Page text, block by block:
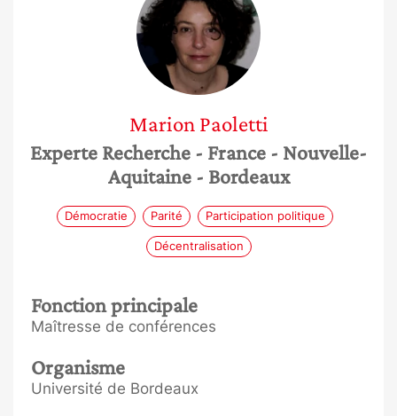
Marion Paoletti
Experte Recherche - France - Nouvelle-
Aquitaine - Bordeaux
Démocratie Parité Participation politique
Décentralisation
Fonction principale
Maîtresse de conférences
Organisme
Université de Bordeaux